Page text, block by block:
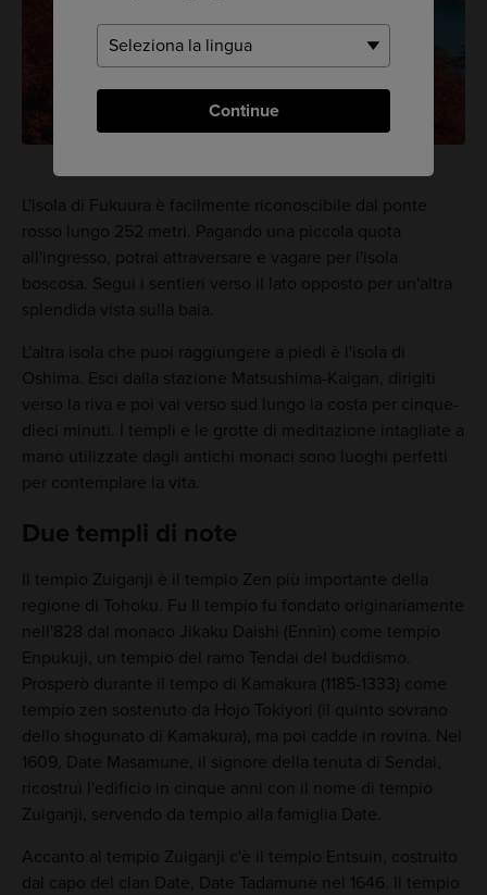
Continue
L'isola di Fukuura è facilmente riconoscibile dal ponte
rosso lungo 252 metri. Pagando una piccola quota
all'ingresso, potrai attraversare e vagare per l'isola
boscosa. Segui i sentieri verso il lato opposto per un'altra
splendida vista sulla baia.
L'altra isola che puoi raggiungere a piedi è l'isola di
Oshima. Esci dalla stazione Matsushima-Kaigan, dirigiti
verso la riva e poi vai verso sud lungo la costa per cinque-
dieci minuti. I templi e le grotte di meditazione intagliate a
mano utilizzate dagli antichi monaci sono luoghi perfetti
per contemplare la vita.
Due templi di note
Il tempio Zuiganji è il tempio Zen più importante della
regione di Tohoku. Fu Il tempio fu fondato originariamente
nell'828 dal monaco Jikaku Daishi (Ennin) come tempio
Enpukuji, un tempio del ramo Tendai del buddismo.
Prosperò durante il tempo di Kamakura (1185-1333) come
tempio zen sostenuto da Hojo Tokiyori (il quinto sovrano
dello shogunato di Kamakura), ma poi cadde in rovina. Nel
1609, Date Masamune, il signore della tenuta di Sendai,
ricostruì l'edificio in cinque anni con il nome di tempio
Zuiganji, servendo da tempio alla famiglia Date.
Accanto al tempio Zuiganji c'è il tempio Entsuin, costruito
dal capo del clan Date, Date Tadamune nel 1646. Il tempio